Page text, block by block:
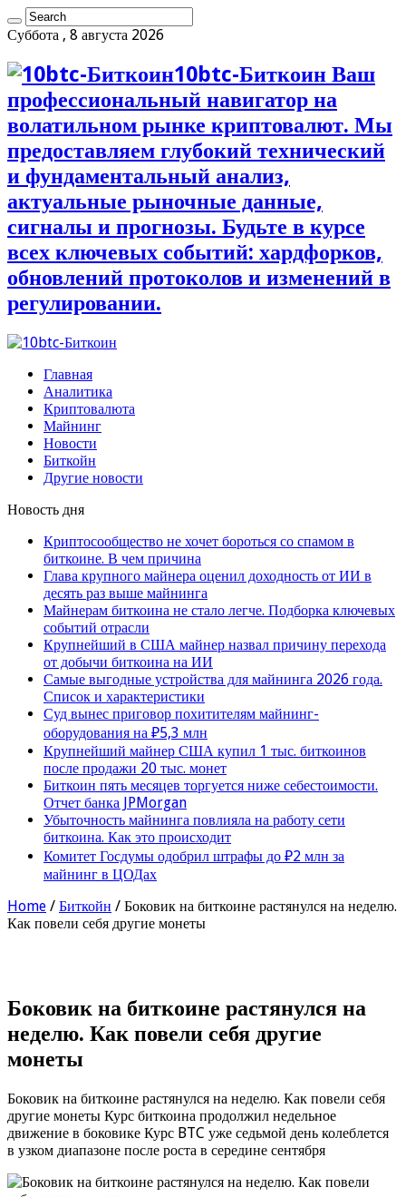
Суббота , 8 августа 2026
10btc-Биткоин Ваш
профессиональный навигатор на
волатильном рынке криптовалют. Мы
предоставляем глубокий технический
и фундаментальный анализ,
актуальные рыночные данные,
сигналы и прогнозы. Будьте в курсе
всех ключевых событий: хардфорков,
обновлений протоколов и изменений в
регулировании.
Главная
Аналитика
Криптовалюта
Майнинг
Новости
Биткойн
Другие новости
Новость дня
Криптосообщество не хочет бороться со спамом в
биткоине. В чем причина
Глава крупного майнера оценил доходность от ИИ в
десять раз выше майнинга
Майнерам биткоина не стало легче. Подборка ключевых
событий отрасли
Крупнейший в США майнер назвал причину перехода
от добычи биткоина на ИИ
Самые выгодные устройства для майнинга 2026 года.
Список и характеристики
Суд вынес приговор похитителям майнинг-
оборудования на ₽5,3 млн
Крупнейший майнер США купил 1 тыс. биткоинов
после продажи 20 тыс. монет
Биткоин пять месяцев торгуется ниже себестоимости.
Отчет банка JPMorgan
Убыточность майнинга повлияла на работу сети
биткоина. Как это происходит
Комитет Госдумы одобрил штрафы до ₽2 млн за
майнинг в ЦОДах
Home / Биткойн / Боковик на биткоине растянулся на неделю.
Как повели себя другие монеты
Боковик на биткоине растянулся на
неделю. Как повели себя другие
монеты
Боковик на биткоине растянулся на неделю. Как повели себя
другие монеты Курс биткоина продолжил недельное
движение в боковике Курс BTC уже седьмой день колеблется
в узком диапазоне после роста в середине сентября